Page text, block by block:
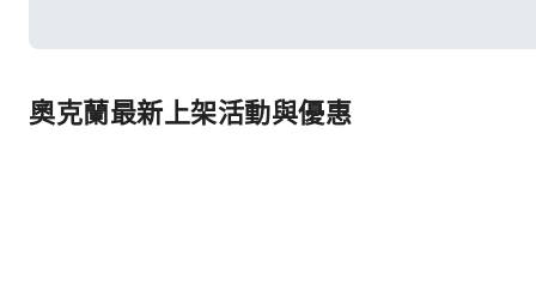
奧克蘭最新上架活動與優惠